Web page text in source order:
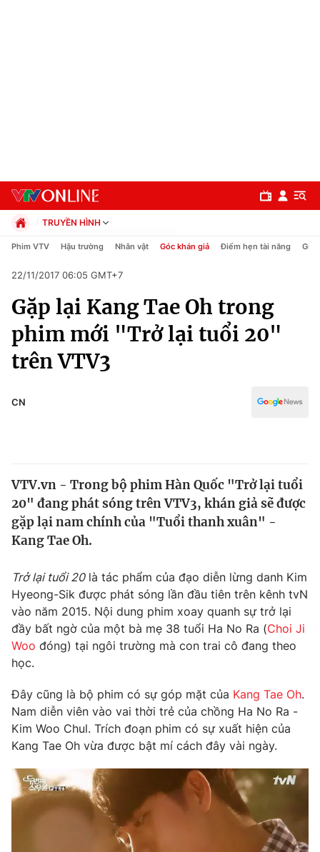
Chuyên mục
Chính trị
Xã hội
Pháp luật
Thế giới
Tin tức
Thế giới đó đây
Câu chuyện quốc tế
Kinh tế
Thị trường
Góc doanh nghiệp
Dữ liệu và đời sống
Truyền hình
Phim VTV
Hậu trường
Nhân vật
Khán giả
Giải trí
Âm nhạc
Sao
Đời sống
Du lịch
Làm đẹp
Chất lượng cuộc sống
Giáo dục
Tuyển sinh
Học trực tuyến
Công nghệ
Hitech Công nghệ tương lai
Giao lưu trực tuyến
TRUYỀN HÌNH
Chính trị
Pháp luật
Kinh tế
Thể thao
Truyền hình
Văn hóa - Giải trí
Phim VTV Hậu trường Nhân vật Góc khán giả Điểm hẹn tài năng Giải
22/11/2017 06:05 GMT+7
Gặp lại Kang Tae Oh trong
phim mới "Trở lại tuổi 20"
trên VTV3
CN
VTV.vn - Trong bộ phim Hàn Quốc "Trở lại tuổi
20" đang phát sóng trên VTV3, khán giả sẽ được
gặp lại nam chính của "Tuổi thanh xuân" -
Kang Tae Oh.
Trở lại tuổi 20là tác phẩm của đạo diễn lừng danh Kim
Hyeong-Sik được phát sóng lần đầu tiên trên kênh tvN
vào năm 2015. Nội dung phim xoay quanh sự trở lại
đầy bất ngờ của một bà mẹ 38 tuổi Ha No Ra (Choi Ji
Woo đóng) tại ngôi trường mà con trai cô đang theo
học.
Đây cũng là bộ phim có sự góp mặt của Kang Tae Oh.
Nam diễn viên vào vai thời trẻ của chồng Ha No Ra -
Kim Woo Chul. Trích đoạn phim có sự xuất hiện của
Kang Tae Oh vừa được bật mí cách đây vài ngày.